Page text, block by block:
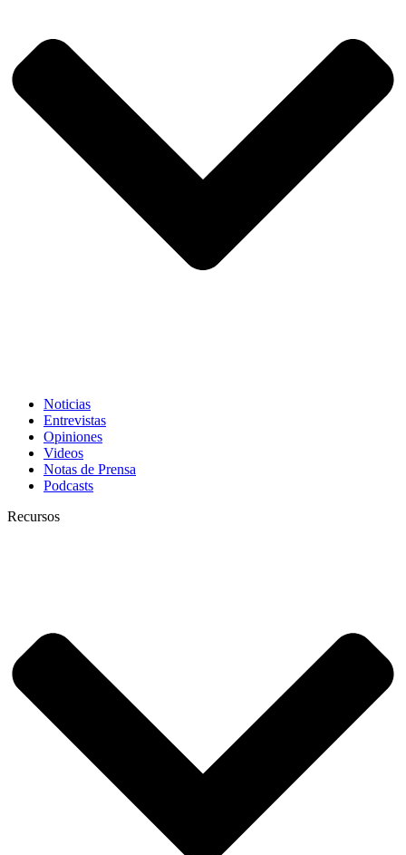
Noticias
Entrevistas
Opiniones
Videos
Notas de Prensa
Podcasts
Recursos